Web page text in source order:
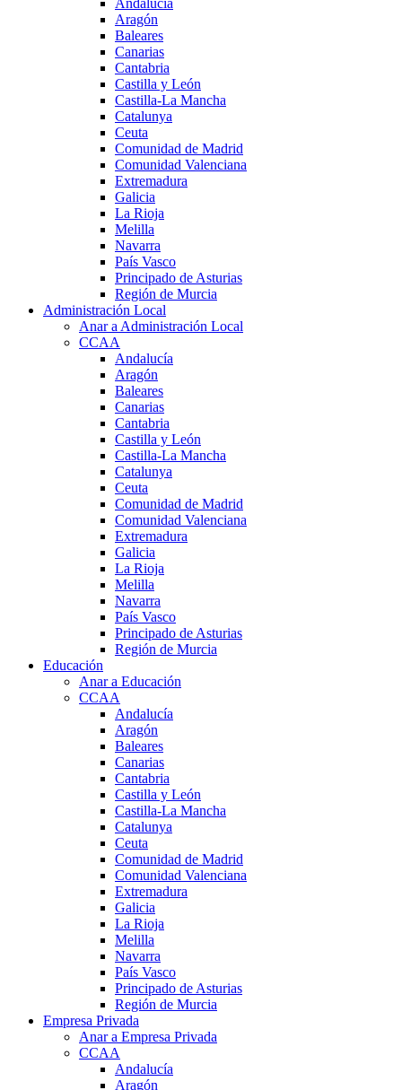
Aragón
Baleares
Canarias
Cantabria
Castilla y León
Castilla-La Mancha
Catalunya
Ceuta
Comunidad de Madrid
Comunidad Valenciana
Extremadura
Galicia
La Rioja
Melilla
Navarra
País Vasco
Principado de Asturias
Región de Murcia
Administración Local
Anar a Administración Local
CCAA
Andalucía
Aragón
Baleares
Canarias
Cantabria
Castilla y León
Castilla-La Mancha
Catalunya
Ceuta
Comunidad de Madrid
Comunidad Valenciana
Extremadura
Galicia
La Rioja
Melilla
Navarra
País Vasco
Principado de Asturias
Región de Murcia
Educación
Anar a Educación
CCAA
Andalucía
Aragón
Baleares
Canarias
Cantabria
Castilla y León
Castilla-La Mancha
Catalunya
Ceuta
Comunidad de Madrid
Comunidad Valenciana
Extremadura
Galicia
La Rioja
Melilla
Navarra
País Vasco
Principado de Asturias
Región de Murcia
Empresa Privada
Anar a Empresa Privada
CCAA
Andalucía
Aragón